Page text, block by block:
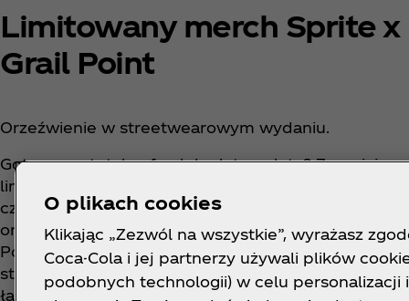
Limitowany merch Sprite x
Grail Point​
Orzeźwienie w streetwearowym wydaniu.​
Gotowy na totalny fresh look tego lata? Zgarniaj
limitowany set odzieży – bluza, t-shirt, spodenki i
czapka – który powstał ze zderzenia
orzeźwiającego świata Sprite i ulicznego DNA Grail
Point. To kompletny zestaw, który odświeży Twój
styl, niezależnie czy stoisz pod sceną, czy po prostu
łapiesz letni vibe na mieście.
O plikach cookies
Klikając „Zezwól na wszystkie”, wyrażasz
Coca-Cola i jej partnerzy używali plików
podobnych technologii) w celu personalizacji i